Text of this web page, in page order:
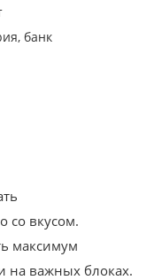
банк
со вкусом.
максимум
на важных блоках.